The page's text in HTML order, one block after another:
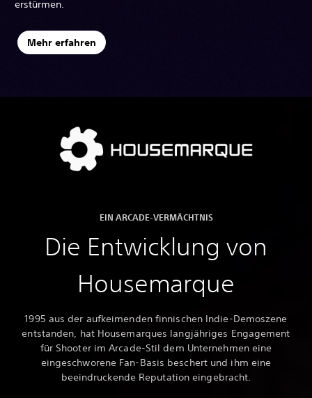
erstürmen.
Mehr erfahren
EIN ARCADE-VERMÄCHTNIS
Die Entwicklung von
Housemarque
1995 aus der aufkeimenden finnischen Indie-Demoszene
entstanden, hat Housemarques langjähriges Engagement
für Shooter im Arcade-Stil dem Unternehmen eine
eingeschworene Fan-Basis beschert und ihm eine
beeindruckende Reputation eingebracht.